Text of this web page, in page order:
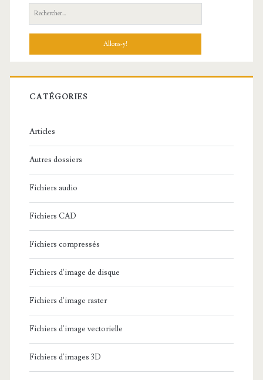
R
e
h
r
c
:
CATÉGORIES
Articles
Autres dossiers
Fichiers audio
Fichiers CAD
Fichiers compressés
Fichiers d'image de disque
Fichiers d'image raster
Fichiers d'image vectorielle
Fichiers d'images 3D